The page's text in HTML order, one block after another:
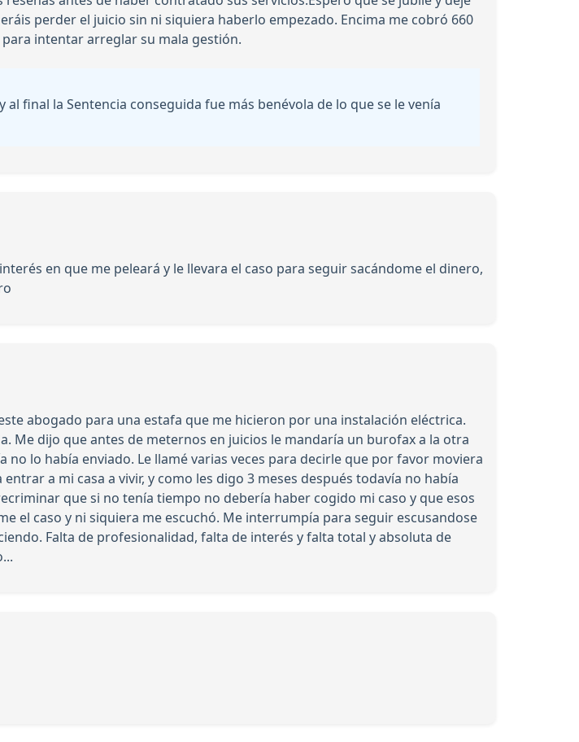
perder el juicio sin ni siquiera haberlo empezado. Encima me cobró 660
intentar arreglar su mala gestión.
final la Sentencia conseguida fue más benévola de lo que se le venía
en que me peleará y le llevara el caso para seguir sacándome el dinero,
abogado para una estafa que me hicieron por una instalación eléctrica.
Me dijo que antes de meternos en juicios le mandaría un burofax a la otra
lo había enviado. Le llamé varias veces para decirle que por favor moviera
a mi casa a vivir, y como les digo 3 meses después todavía no había
que si no tenía tiempo no debería haber cogido mi caso y que esos
el caso y ni siquiera me escuchó. Me interrumpía para seguir escusandose
Falta de profesionalidad, falta de interés y falta total y absoluta de